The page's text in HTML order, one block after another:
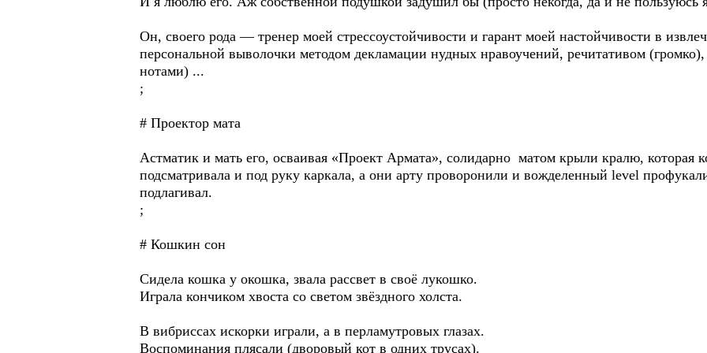
Он, своего рода — тренер моей стрессоустойчивости и гарант моей настойчивости в
персональной выволочки методом декламации нудных нравоучений, речитативом
нотами) ...
;
# Проектор мата
Астматик и мать его, осваивая «Проект Армата», солидарно матом крыли кралю, которая
подсматривала и под руку каркала, а они арту проворонили и вожделенный level
подлагивал.
;
# Кошкин сон
Сидела кошка у окошка, звала рассвет в своё лукошко.
Играла кончиком хвоста со светом звёздного холста.
В вибриссах искорки играли, а в перламутровых глазах.
Воспоминания плясали (дворовый кот в одних трусах).